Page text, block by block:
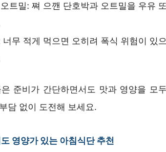
트밀: 쪄 으깬 단호박과 오트밀을 우유
너무 적게 먹으면 오히려 폭식 위험이 있
준비가 간단하면서도 맛과 영양을 모
담 없이 도전해 보세요.
영양가 있는 아침식단 추천